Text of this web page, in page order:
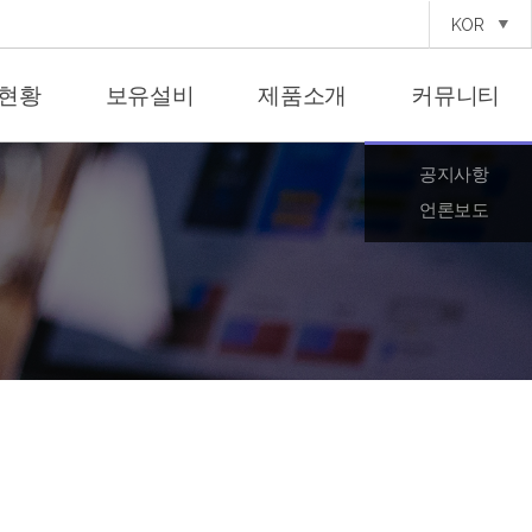
KOR
황 보유설비 제품소개 커뮤니티
공지사항
언론보도